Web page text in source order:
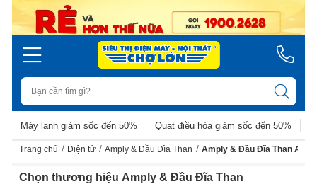
Máy lạnh giảm sốc đến 50% Quạt điều hòa giảm sốc đến 50%
Trang chủ / Điện tử / Amply & Đầu Đĩa Than / Amply & Đầu Đĩa Than
Chọn thương hiệu Amply & Đầu Đĩa Than